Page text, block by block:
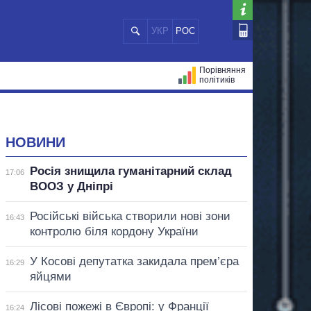
УКР РОС
Порівняння
політиків
НОВИНИ
17:06
Росія знищила гуманітарний склад
ВООЗ у Дніпрі
16:43
Російські війська створили нові зони
контролю біля кордону України
16:29
У Косові депутатка закидала прем’єра
яйцями
16:24
Лісові пожежі в Європі: у Франції